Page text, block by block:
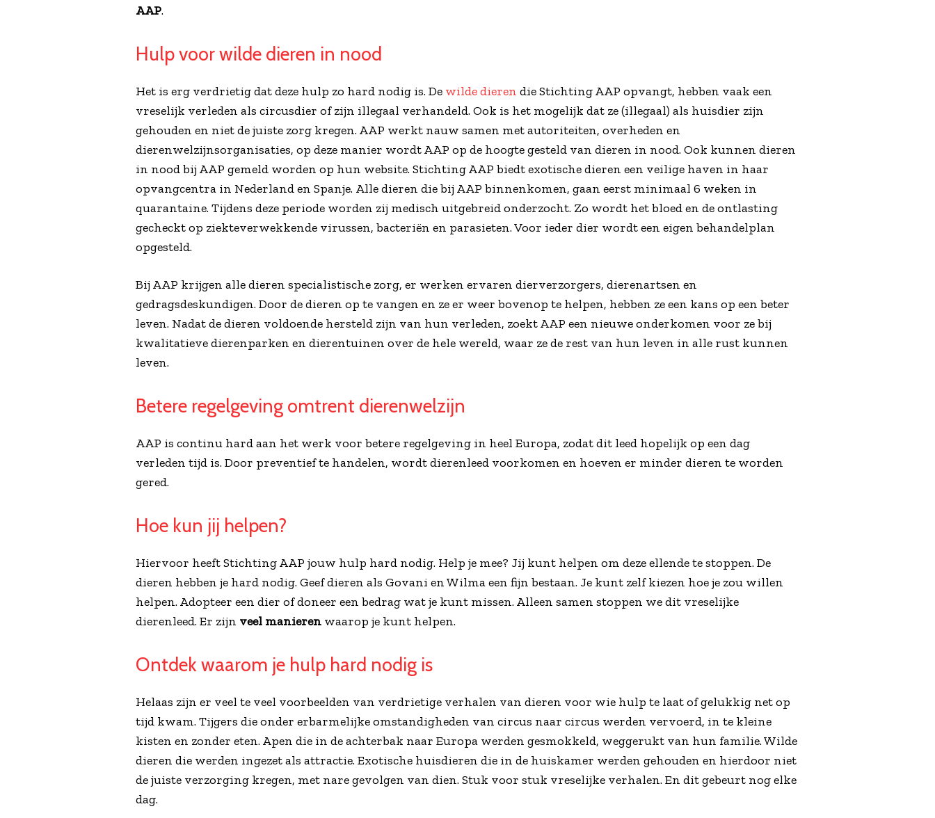
AAP.
Hulp voor wilde dieren in nood
Het is erg verdrietig dat deze hulp zo hard nodig is. De wilde dieren die Stichting AAP opvangt, hebben vaak een
vreselijk verleden als circusdier of zijn illegaal verhandeld. Ook is het mogelijk dat ze (illegaal) als huisdier zijn
gehouden en niet de juiste zorg kregen. AAP werkt nauw samen met autoriteiten, overheden en
dierenwelzijnsorganisaties, op deze manier wordt AAP op de hoogte gesteld van dieren in nood. Ook kunnen dieren
in nood bij AAP gemeld worden op hun website. Stichting AAP biedt exotische dieren een veilige haven in haar
opvangcentra in Nederland en Spanje. Alle dieren die bij AAP binnenkomen, gaan eerst minimaal 6 weken in
quarantaine. Tijdens deze periode worden zij medisch uitgebreid onderzocht. Zo wordt het bloed en de ontlasting
gecheckt op ziekteverwekkende virussen, bacteriën en parasieten. Voor ieder dier wordt een eigen behandelplan
opgesteld.
Bij AAP krijgen alle dieren specialistische zorg, er werken ervaren dierverzorgers, dierenartsen en
gedragsdeskundigen. Door de dieren op te vangen en ze er weer bovenop te helpen, hebben ze een kans op een beter
leven. Nadat de dieren voldoende hersteld zijn van hun verleden, zoekt AAP een nieuwe onderkomen voor ze bij
kwalitatieve dierenparken en dierentuinen over de hele wereld, waar ze de rest van hun leven in alle rust kunnen
leven.
Betere regelgeving omtrent dierenwelzijn
AAP is continu hard aan het werk voor betere regelgeving in heel Europa, zodat dit leed hopelijk op een dag
verleden tijd is. Door preventief te handelen, wordt dierenleed voorkomen en hoeven er minder dieren te worden
gered.
Hoe kun jij helpen?
Hiervoor heeft Stichting AAP jouw hulp hard nodig. Help je mee? Jij kunt helpen om deze ellende te stoppen. De
dieren hebben je hard nodig. Geef dieren als Govani en Wilma een fijn bestaan. Je kunt zelf kiezen hoe je zou willen
helpen. Adopteer een dier of doneer een bedrag wat je kunt missen. Alleen samen stoppen we dit vreselijke
dierenleed. Er zijn veel manieren waarop je kunt helpen.
Ontdek waarom je hulp hard nodig is
Helaas zijn er veel te veel voorbeelden van verdrietige verhalen van dieren voor wie hulp te laat of gelukkig net op
tijd kwam. Tijgers die onder erbarmelijke omstandigheden van circus naar circus werden vervoerd, in te kleine
kisten en zonder eten. Apen die in de achterbak naar Europa werden gesmokkeld, weggerukt van hun familie. Wilde
dieren die werden ingezet als attractie. Exotische huisdieren die in de huiskamer werden gehouden en hierdoor niet
de juiste verzorging kregen, met nare gevolgen van dien. Stuk voor stuk vreselijke verhalen. En dit gebeurt nog elke
dag.